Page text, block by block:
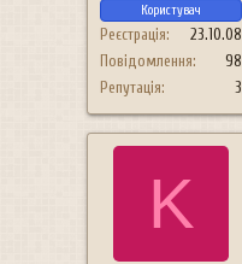
Користувач
Реєстрація
23.10.08
Повідомлення
98
Репутація
3
K